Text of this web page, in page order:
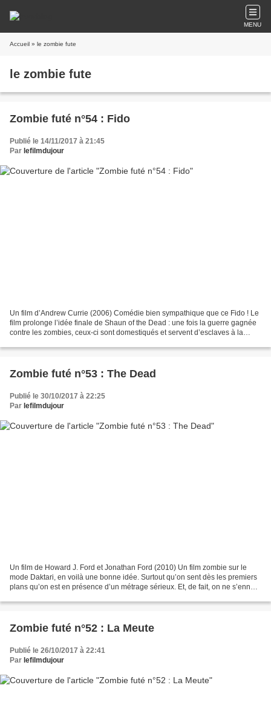
MENU
Accueil » le zombie fute
le zombie fute
Zombie futé n°54 : Fido
Publié le 14/11/2017 à 21:45
Par lefilmdujour
Un film d’Andrew Currie (2006) Comédie bien sympathique que ce Fido ! Le
film prolonge l’idée finale de Shaun of the Dead : une fois la guerre gagnée
contre les zombies, ceux-ci sont domestiqués et servent d’esclaves à la
Zombie futé n°53 : The Dead
Publié le 30/10/2017 à 22:25
Par lefilmdujour
Un film de Howard J. Ford et Jonathan Ford (2010) Un film zombie sur le
mode Daktari, en voilà une bonne idée. Surtout qu’on sent dès les premiers
plans qu’on est en présence d’un métrage sérieux. Et, de fait, on ne s’ennuie
Zombie futé n°52 : La Meute
Publié le 26/10/2017 à 22:41
Par lefilmdujour